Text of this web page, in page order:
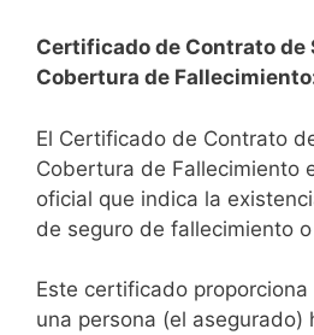
Certificado de Contrato de
Cobertura de
El Certificado de Contrato
Cobertura de Fallecimiento
oficial que indica la
de seguro de fallecimiento
Este certificado
una persona (el asegurado)